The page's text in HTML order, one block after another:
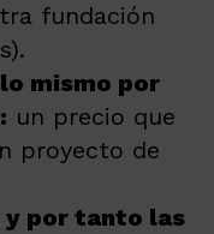
fundación
mismo por
: un precio que
proyecto de
y por tanto las